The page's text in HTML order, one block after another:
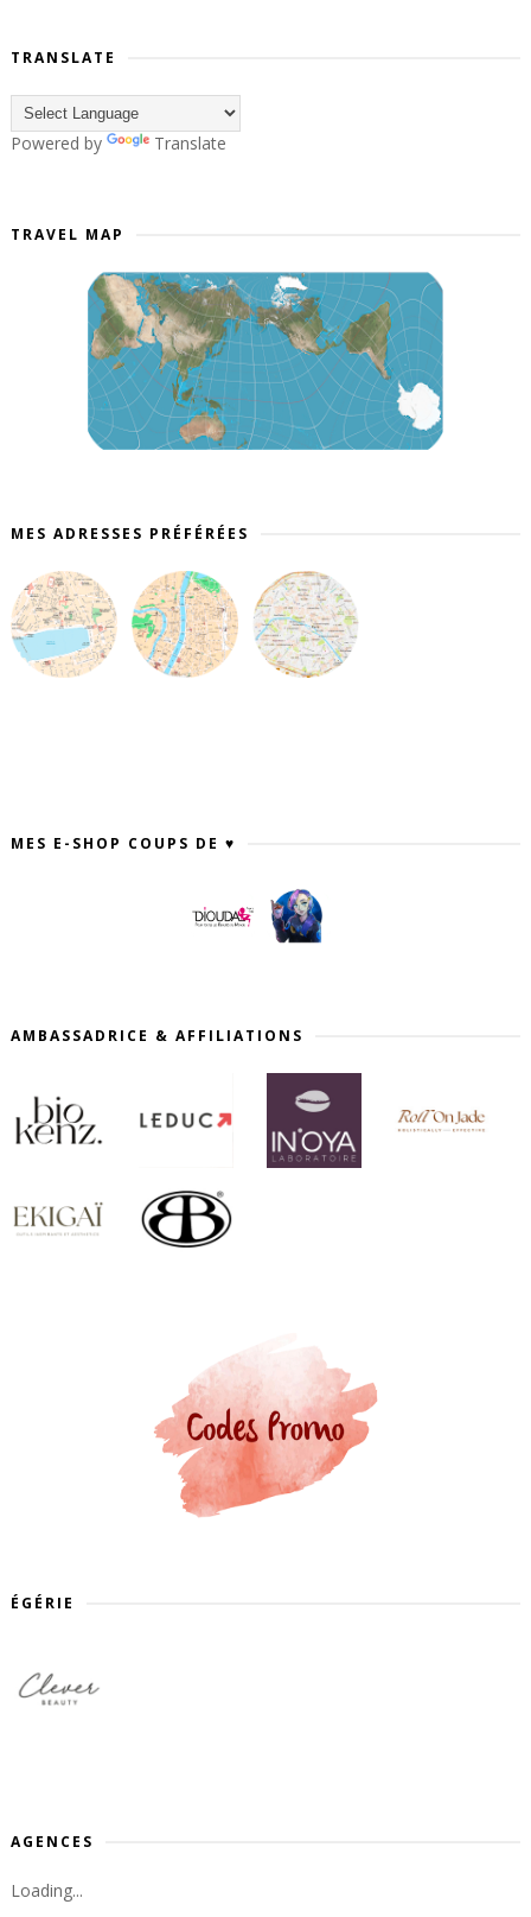
TRANSLATE
Powered by Translate
TRAVEL MAP
MES ADRESSES PRÉFÉRÉES
MES E-SHOP COUPS DE ♥
AMBASSADRICE & AFFILIATIONS
ÉGÉRIE
AGENCES
Loading...